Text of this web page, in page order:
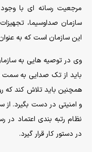
مرجعیت رسانه ای با
سازمان صداوسیما،
این سازمان است که به
وی در توصیه هایی به
باید از تک صدایی به
همچنین باید تلاش کند که
و امنیتی در دست بگیرد.
نظام رتبه بندی اعتماد در
در دستور کار قرار گیرد.